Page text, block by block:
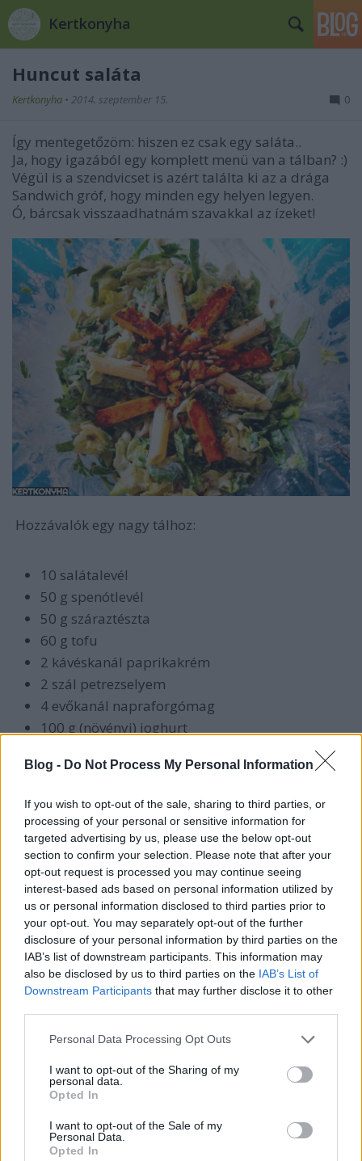
Blog - Do Not Process My Personal Information
If you wish to opt-out of the sale, sharing to third parties, or
processing of your personal or sensitive information for
targeted advertising by us, please use the below opt-out
section to confirm your selection. Please note that after your
opt-out request is processed you may continue seeing
interest-based ads based on personal information utilized by
us or personal information disclosed to third parties prior to
your opt-out. You may separately opt-out of the further
disclosure of your personal information by third parties on the
IAB’s list of downstream participants. This information may
also be disclosed by us to third parties on the IAB’s List of
Downstream Participants that may further disclose it to other
Please note that this website/app uses one or more Google
not limited to your visit or usage behaviour. You may click to
grant or deny consent to Google and its third-party tags to
use your data for below specified purposes in below Google
consent section.
Personal Data Processing Opt Outs
I want to opt-out of the Sharing of my
personal data.
Opted In
I want to opt-out of the Sale of my
Personal Data.
Opted In
Kertkonyha
Huncut saláta
Kertkonyha • 2014. szeptember 15. 0
Így mentegetőzöm: hiszen ez csak egy saláta..
Ja, hogy igazából egy komplett menü van a tálban? :)
Végül is a szendvicset is azért találta ki az a drága
Sandwich gróf, hogy minden egy helyen legyen.
Ó, bárcsak visszaadhatnám szavakkal az ízeket!
Hozzávalók egy nagy tálhoz:
10 salátalevél
50 g spenótlevél
50 g száraztészta
60 g tofu
2 kávéskanál paprikakrém
2 szál petrezselyem
4 evőkanál napraforgómag
100 g (növényi) joghurt
15 g olívaolaj
Előkészületek:
Főzzük ki a tésztát, pirítsuk meg a
napraforgómagot, és tegyük őket félre.
A tofut vágjuk csíkokra, majd kis olajon és
paprikakrémen pirítsuk meg minden oldalát.
A joghurtot keverjük el a majonézzel, a maradék
olívaolajjal.
A saláta összeállítása:
A saláta- és spenótleveleket vágjuk csíkokra, és
tegyük egy nagy tálba.
A tetejére tegyük a tofut és szórjuk rá a
napraforgómagot.